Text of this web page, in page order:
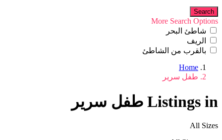
More Search Options
شاطئ البحر
الريف
بالقرب من الشاطئ
Home
طفل سرير
Listings in طفل سرير
All Sizes